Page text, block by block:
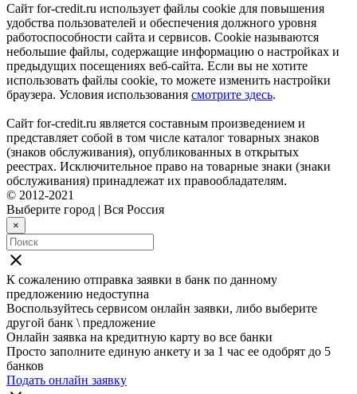
Сайт for-credit.ru использует файлы cookie для повышения
удобства пользователей и обеспечения должного уровня
работоспособности сайта и сервисов. Cookie называются
небольшие файлы, содержащие информацию о настройках и
предыдущих посещениях веб-сайта. Если вы не хотите
использовать файлы cookie, то можете изменить настройки
браузера. Условия использования смотрите здесь.
Сайт for-credit.ru является составным произведением и
представляет собой в том числе каталог товарных знаков
(знаков обслуживания), опубликованных в открытых
реестрах. Исключительное право на товарные знаки (знаки
обслуживания) принадлежат их правообладателям.
© 2012-2021
Выберите город | Вся Россия
×
close
К сожалению отправка заявки в банк по данному
предложению недоступна
Воспользуйтесь сервисом онлайн заявки, либо выберите
другой банк \ предложение
Онлайн заявка на кредитную карту во все банки
Просто заполните единую анкету и за 1 час ее одобрят до 5
банков
Подать онлайн заявку